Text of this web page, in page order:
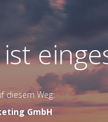
diesem Weg:
GmbH